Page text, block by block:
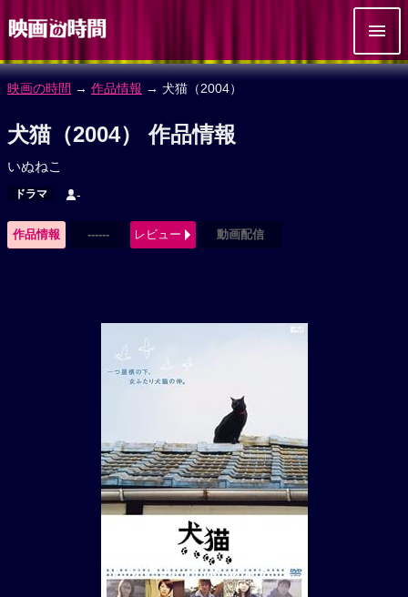
映画の時間 → 作品情報 → 犬猫（2004）
犬猫（2004） 作品情報
いぬねこ
ドラマ -
作品情報 ------ レビュー 動画配信